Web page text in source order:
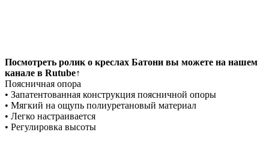
Посмотреть ролик о креслах Батони вы можете на нашем
канале в Rutube↑
Поясничная опора
• Запатентованная конструкция поясничной опоры
• Мягкий на ощупь полиуретановый материал
• Легко настраивается
• Регулировка высоты